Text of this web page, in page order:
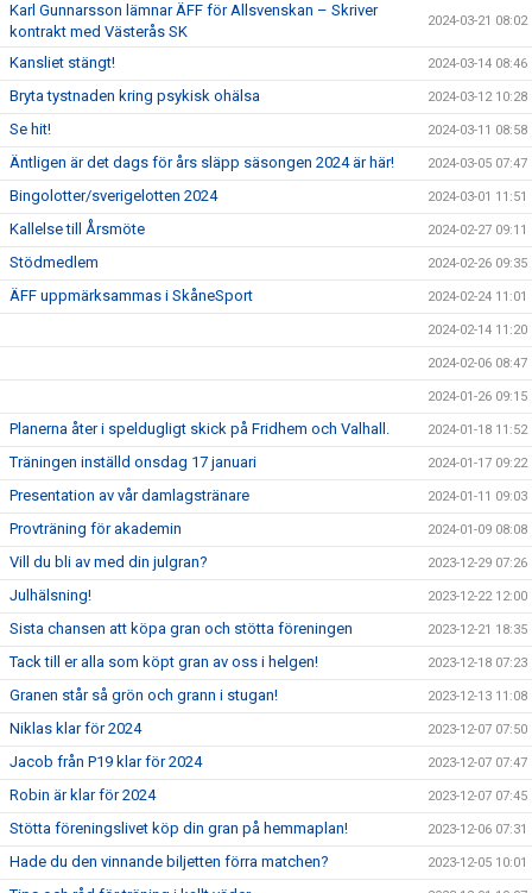
Karl Gunnarsson lämnar ÄFF för Allsvenskan – Skriver
kontrakt med Västerås SK
2024-03-21 08:02
Kansliet stängt! 2024-03-14 08:46
Bryta tystnaden kring psykisk ohälsa 2024-03-12 10:28
Se hit! 2024-03-11 08:58
Äntligen är det dags för års släpp säsongen 2024 är här! 2024-03-05 07:47
Bingolotter/sverigelotten 2024 2024-03-01 11:51
Kallelse till Årsmöte 2024-02-27 09:11
Stödmedlem 2024-02-26 09:35
ÄFF uppmärksammas i SkåneSport 2024-02-24 11:01
2024-02-14 11:20
2024-02-06 08:47
2024-01-26 09:15
Planerna åter i speldugligt skick på Fridhem och Valhall. 2024-01-18 11:52
Träningen inställd onsdag 17 januari 2024-01-17 09:22
Presentation av vår damlagstränare 2024-01-11 09:03
Provträning för akademin 2024-01-09 08:08
Vill du bli av med din julgran? 2023-12-29 07:26
Julhälsning! 2023-12-22 12:00
Sista chansen att köpa gran och stötta föreningen 2023-12-21 18:35
Tack till er alla som köpt gran av oss i helgen! 2023-12-18 07:23
Granen står så grön och grann i stugan! 2023-12-13 11:08
Niklas klar för 2024 2023-12-07 07:50
Jacob från P19 klar för 2024 2023-12-07 07:47
Robin är klar för 2024 2023-12-07 07:45
Stötta föreningslivet köp din gran på hemmaplan! 2023-12-06 07:31
Hade du den vinnande biljetten förra matchen? 2023-12-05 10:01